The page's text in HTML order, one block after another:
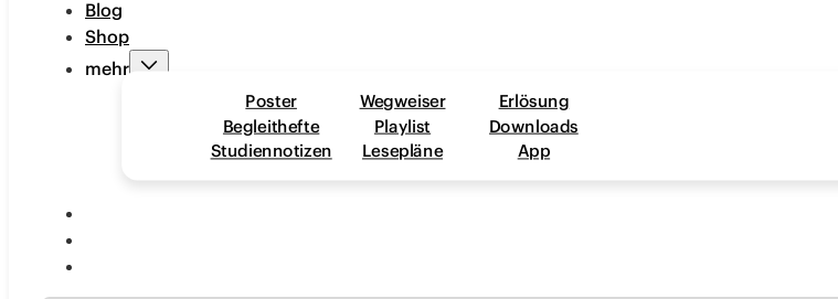
Blog
Shop
mehr
Poster
Begleithefte
Studiennotizen
Wegweiser
Playlist
Lesepläne
Erlösung
Downloads
App